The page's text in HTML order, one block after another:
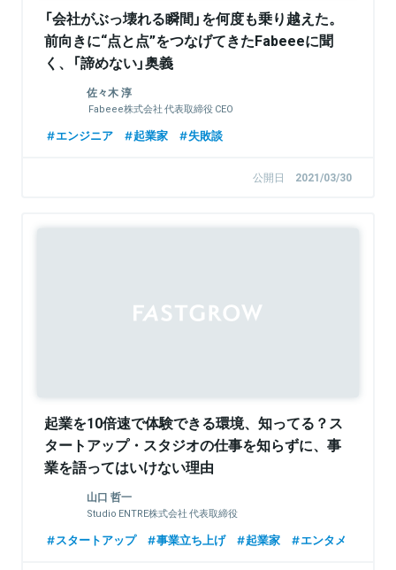
「会社がぶっ壊れる瞬間」を何度も乗り越えた。
前向きに“点と点”をつなげてきたFabeeeに聞
く、「諦めない」奥義
佐々木 淳
Fabeee株式会社 代表取締役 CEO
エンジニア 起業家 失敗談
公開日 2021/03/30
起業を10倍速で体験できる環境、知ってる？ス
タートアップ・スタジオの仕事を知らずに、事
業を語ってはいけない理由
山口 哲一
Studio ENTRE株式会社 代表取締役
スタートアップ 事業立ち上げ 起業家 エンタメ